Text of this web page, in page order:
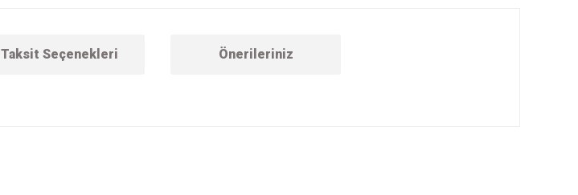
Taksit Seçenekleri Önerileriniz